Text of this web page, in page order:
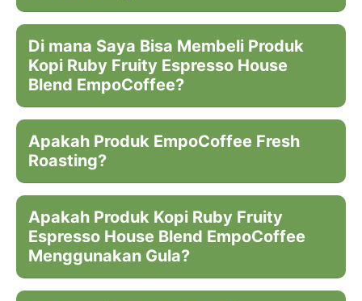
Di mana Saya Bisa Membeli Produk
Kopi Ruby Fruity Espresso House
Blend EmpoCoffee?
Apakah Produk EmpoCoffee Fresh
Roasting?
Apakah Produk Kopi Ruby Fruity
Espresso House Blend EmpoCoffee
Menggunakan Gula?